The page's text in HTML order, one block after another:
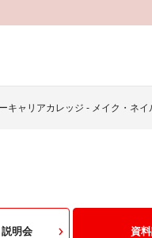
キャリアカレッジ - メイク・ネ
明会 資